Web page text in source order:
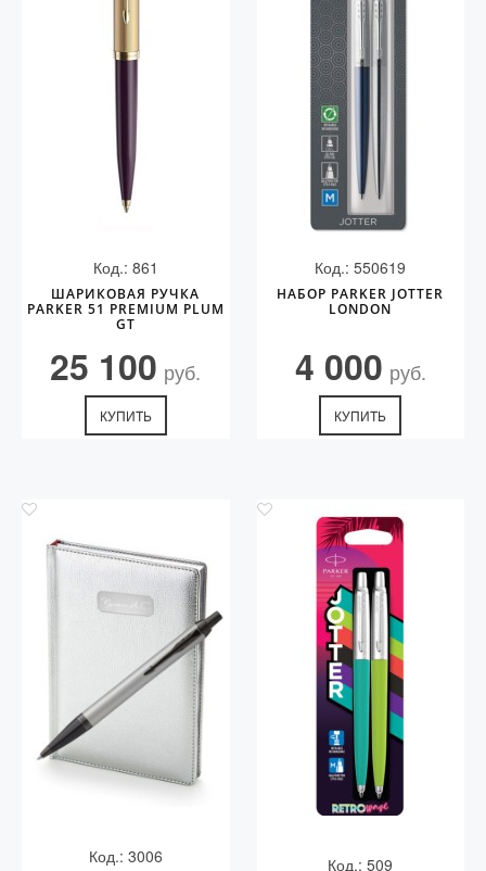
Код.: 861
ШАРИКОВАЯ РУЧКА
PARKER 51 PREMIUM PLUM
GT
25 100 руб.
КУПИТЬ
Код.: 550619
НАБОР PARKER JOTTER
LONDON
4 000 руб.
КУПИТЬ
Код.: 3006 Код.: 509